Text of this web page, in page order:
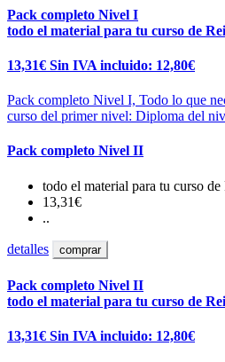
Pack completo Nivel I
todo el material para tu curso de
13,31€ Sin IVA incluido: 12,80€
Pack completo Nivel I, Todo lo que
curso del primer nivel: Diploma del
Pack completo Nivel II
todo el material para tu curso de
13,31€
..
detalles comprar
Pack completo Nivel II
todo el material para tu curso de
13,31€ Sin IVA incluido: 12,80€